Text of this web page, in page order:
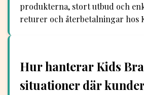
produkterna, stort utbud och
returer och återbetalningar hos
Hur hanterar Kids
situationer där